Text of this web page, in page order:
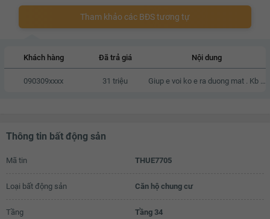
Tham khảo các BĐS tương tự
Khách hàng Đã trả giá Nội dung
090309xxxx 31 triệu
Thông tin bất động sản
Mã tin THUE7705
Loại bất động sản Căn hộ chung cư
Tầng Tầng 34